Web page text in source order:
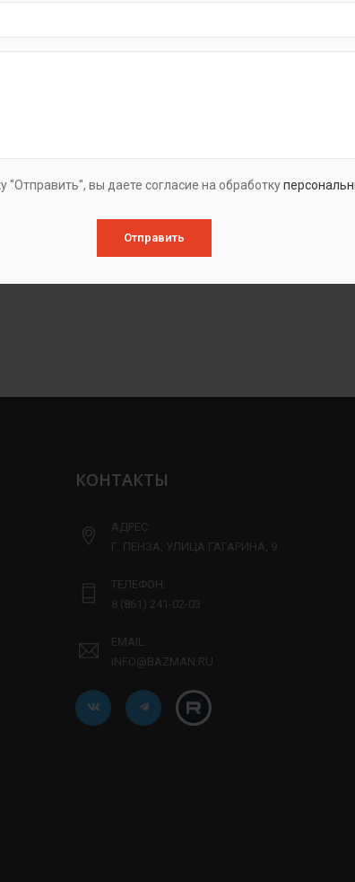
"Отправить", вы даете согласие на обработку
Отправить
КОНТАКТЫ
АДРЕС:
Г. ПЕНЗА, УЛИЦА ГАГАРИНА, 9
ТЕЛЕФОН:
8 (861) 241-02-03
EMAIL:
INFO@BAZMAN.RU